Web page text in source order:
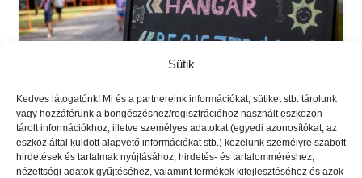
Sütik
Kedves látogatónk! Mi és a partnereink információkat, sütiket stb. tárolunk
vagy hozzáférünk a böngészéshez/regisztrációhoz használt eszközön
tárolt információkhoz, illetve személyes adatokat (egyedi azonosítókat, az
eszköz által küldött alapvető információkat stb.) kezelünk személyre szabott
hirdetések és tartalmak nyújtásához, hirdetés- és tartalomméréshez,
nézettségi adatok gyűjtéséhez, valamint termékek kifejlesztéséhez és azok
EGYÉB 2023.02.15.